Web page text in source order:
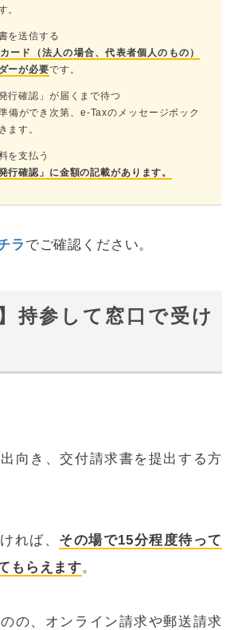
。
を送信する
ード（法人の場合、代表者個人のもの）
ーが必要です。
行確認」が届くまで待つ
備ができ次第、e-Taxのメッセージボック
ます。
を支払う
行確認」に金額の記載があります。
ラ でご確認ください。
持参して窓口で受け
向き、交付請求書を提出する方
れば、 その場で15分程度待って
もらえます。
の、オンライン請求や郵送請求